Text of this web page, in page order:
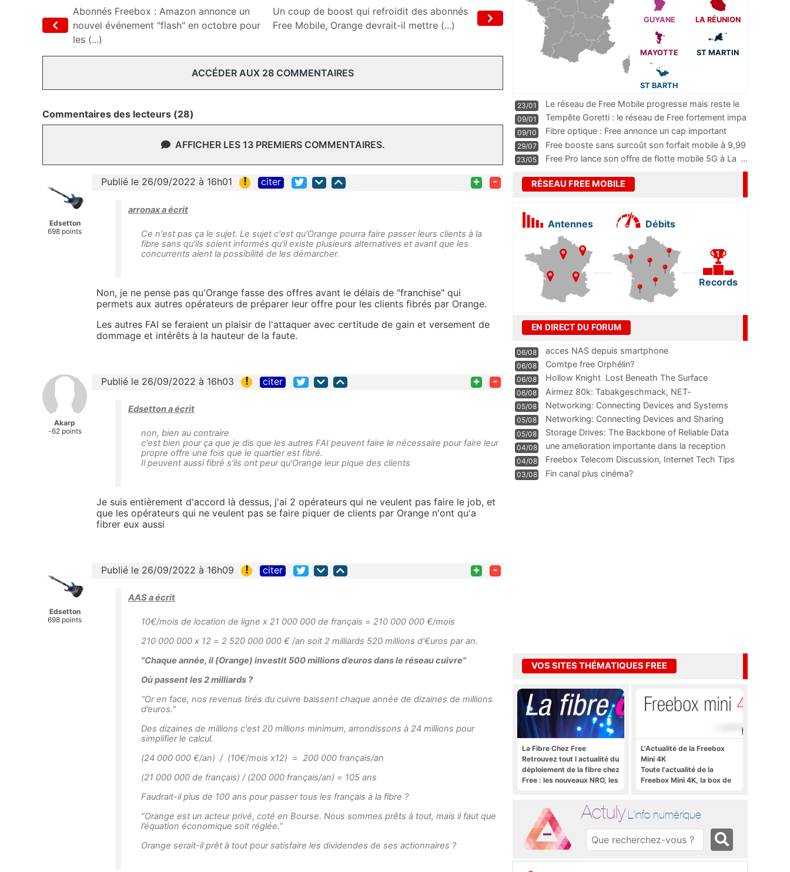
Abonnés Freebox : Amazon annonce un
nouvel événement "flash" en octobre pour
les (...)
Un coup de boost qui refroidit des abonnés
Free Mobile, Orange devrait-il mettre (...)
ACCÉDER AUX 28 COMMENTAIRES
Commentaires des lecteurs (28)
AFFICHER LES 13 PREMIERS COMMENTAIRES.
Edsetton
698 points
Publié le 26/09/2022 à 16h01 ! citer + -
arronax a écrit
Ce n'est pas ça le sujet. Le sujet c'est qu'Orange pourra faire passer leurs clients à la
fibre sans qu'ils soient informés qu'il existe plusieurs alternatives et avant que les
concurrents aient la possibilité de les démarcher.
Non, je ne pense pas qu'Orange fasse des offres avant le délais de "franchise" qui
permets aux autres opérateurs de préparer leur offre pour les clients fibrés par Orange.
Les autres FAI se feraient un plaisir de l'attaquer avec certitude de gain et versement de
dommage et intérêts à la hauteur de la faute.
Akarp
-62 points
Publié le 26/09/2022 à 16h03 ! citer + -
Edsetton a écrit
non, bien au contraire
c'est bien pour ça que je dis que les autres FAI peuvent faire le nécessaire pour faire leur
propre offre une fois que le quartier est fibré.
Il peuvent aussi fibré s'ils ont peur qu'Orange leur pique des clients
Je suis entièrement d'accord là dessus, j'ai 2 opérateurs qui ne veulent pas faire le job, et
que les opérateurs qui ne veulent pas se faire piquer de clients par Orange n'ont qu'a
fibrer eux aussi
Edsetton
698 points
Publié le 26/09/2022 à 16h09 ! citer + -
AAS a écrit
10€/mois de location de ligne x 21 000 000 de français = 210 000 000 €/mois
210 000 000 x 12 = 2 520 000 000 € /an soit 2 milliards 520 millions d'€uros par an.
"Chaque année, il (Orange) investit 500 millions d’euros dans le réseau cuivre"
Où passent les 2 milliards ?
“Or en face, nos revenus tirés du cuivre baissent chaque année de dizaines de millions
d’euros."
Des dizaines de millions c'est 20 millions minimum, arrondissons à 24 millions pour
simplifier le calcul.
(24 000 000 €/an) / (10€/mois x12) = 200 000 français/an
(21 000 000 de français) / (200 000 français/an) = 105 ans
Faudrait-il plus de 100 ans pour passer tous les français à la fibre ?
"Orange est un acteur privé, coté en Bourse. Nous sommes prêts à tout, mais il faut que
l’équation économique soit réglée.”
Orange serait-il prêt à tout pour satisfaire les dividendes de ses actionnaires ?
GUYANE LA RÉUNION
MAYOTTE ST MARTIN
ST BARTH
23/01
Le réseau de Free Mobile progresse mais reste le
m
...
09/01
Tempête Goretti : le réseau de Free fortement impa
09/10
Fibre optique : Free annonce un cap important
pass
...
29/07
Free booste sans surcoût son forfait mobile à 9,99
23/05 Free Pro lance son offre de flotte mobile 5G à La ...
RÉSEAU FREE MOBILE
Antennes Débits
Records
EN DIRECT DU FORUM
06/08 acces NAS depuis smartphone
06/08 Comtpe free Orphélin?
06/08 Hollow Knight  Lost Beneath The Surface
06/08
Airmez 80k: Tabakgeschmack, NET-
Technologie und Leistung im
05/08 Networking: Connecting Devices and Systems
05/08
Networking: Connecting Devices and Sharing
Information
05/08
Storage Drives: The Backbone of Reliable Data
Management
04/08
une amelioration importante dans la reception
WIFI
04/08
Freebox Telecom Discussion, Internet Tech Tips
Communi
03/08 Fin canal plus cinéma?
VOS SITES THÉMATIQUES FREE
La Fibre Chez Free
Retrouvez tout l actualité du
déploiement de la fibre chez
Free : les nouveaux NRO, les
L'Actualité de la Freebox
Mini 4K
Toute l'actualité de la
Freebox Mini 4K, la box de
Actuly L'info numérique